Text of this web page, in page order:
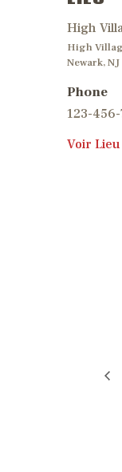
High
High
Newark,NJ
Phone
123-
Voir Lieu